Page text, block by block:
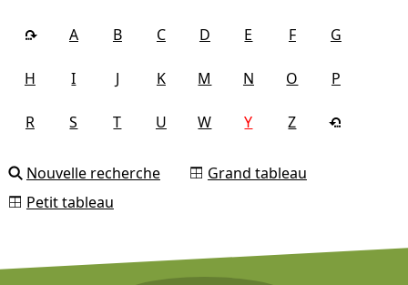
A B C D E F G
H I J K M N O P
R S T U W Y Z
Nouvelle recherche
Grand tableau
Petit tableau